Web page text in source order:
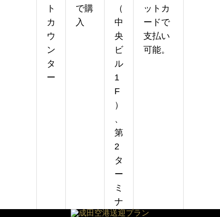
ト
カ
ウ
ン
タ
ー
で購
入
（
中
央
ビ
ル
1
F
）
、
第
2
タ
ー
ミ
ナ
ットカ
ードで
支払い
可能。